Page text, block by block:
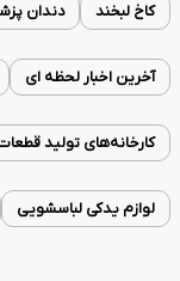
کاخ لبخند دندان
آخرین اخبار لحظه ای
کارخانه‌های تولید
لوازم یدکی لباسشویی